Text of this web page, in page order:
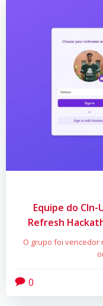
Equipe do CIn-
Refresh
O grupo foi vencedor
0